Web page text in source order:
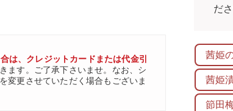
は、クレジットカードまたは代金引
ます。ご了承下さいませ。なお、シ
変更させていただく場合もございま
だ
茜姫
茜姫
節田